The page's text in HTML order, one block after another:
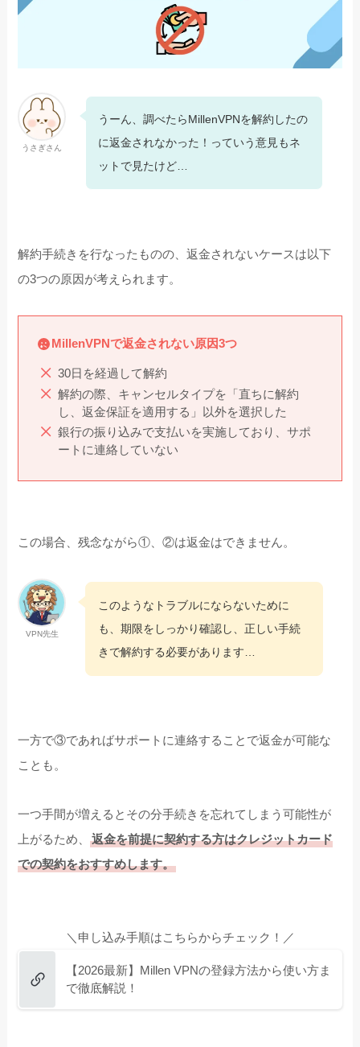
うさぎさん
うーん、調べたらMillenVPNを解約したの
に返金されなかった！っていう意見もネ
ットで見たけど…
解約手続きを行なったものの、返金されないケースは以下
の3つの原因が考えられます。
MillenVPNで返金されない原因3つ
30日を経過して解約
解約の際、キャンセルタイプを「直ちに解約
し、返金保証を適用する」以外を選択した
銀行の振り込みで支払いを実施しており、サポ
ートに連絡していない
この場合、残念ながら①、②は返金はできません。
VPN先生
このようなトラブルにならないために
も、期限をしっかり確認し、正しい手続
きで解約する必要があります…
一方で③であればサポートに連絡することで返金が可能な
ことも。
一つ手間が増えるとその分手続きを忘れてしまう可能性が
上がるため、返金を前提に契約する方はクレジットカード
での契約をおすすめします。
＼申し込み手順はこちらからチェック！／
【2026最新】Millen VPNの登録方法から使い方ま
で徹底解説！